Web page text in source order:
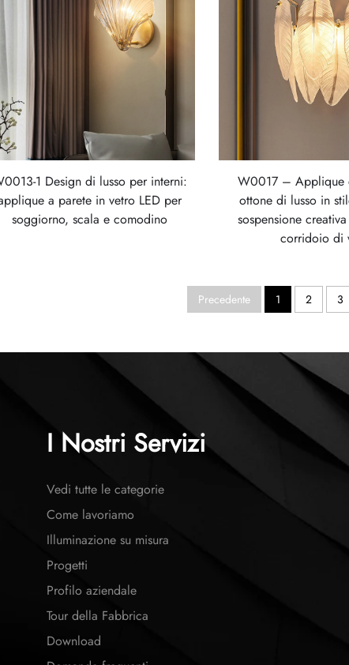
1 Design di lusso per interni:
a parete in vetro LED per
soggiorno, scala e comodino
W0017 – Applique
ottone di lusso in
sospensione
corridoio di
Precedente 1 2 3
I Nostri Servizi
Vedi tutte le categorie
Come lavoriamo
Illuminazione su misura
Progetti
Profilo aziendale
Tour della Fabbrica
Download